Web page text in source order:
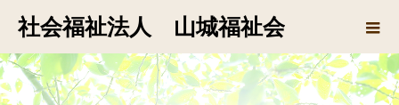
社会福祉法人 山城福祉会